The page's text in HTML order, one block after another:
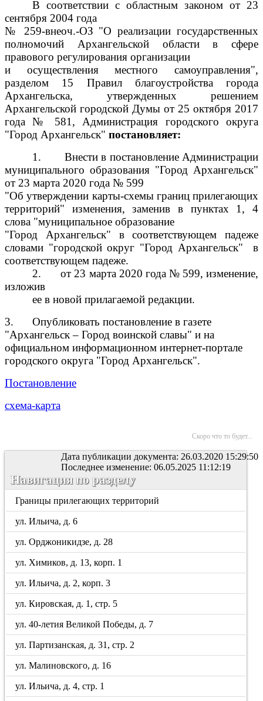
В соответствии с областным законом от 23
сентября 2004 года
№ 259-внеоч.-ОЗ "О реализации государственных
полномочий Архангельской области в сфере
правового регулирования организации
и осуществления местного самоуправления",
разделом 15 Правил благоустройства города
Архангельска, утвержденных решением
Архангельской городской Думы от 25 октября 2017
года № 581, Администрация городского округа
"Город Архангельск" постановляет:
1.
Внести в постановление Администрации
муниципального образования "Город Архангельск"
от 23 марта 2020 года № 599
"Об утверждении карты-схемы границ прилегающих
территорий" изменения, заменив в пунктах 1, 4
слова "муниципальное образование
"Город Архангельск" в соответствующем падеже
словами "городской округ "Город Архангельск" в
соответствующем падеже.
2.
от 23 марта 2020 года № 599, изменение,
изложив
ее в новой прилагаемой редакции.
3.
Опубликовать постановление в газете
"Архангельск – Город воинской славы" и на
официальном информационном интернет-портале
городского округа "Город Архангельск".
Постановление
схема-карта
Скоро что то будет...
Дата публикации документа: 26.03.2020 15:29:50
Последнее изменение: 06.05.2025 11:12:19
Навигация по разделу
Границы прилегающих территорий
ул. Ильича, д. 6
ул. Орджоникидзе, д. 28
ул. Химиков, д. 13, корп. 1
ул. Ильича, д. 2, корп. 3
ул. Кировская, д. 1, стр. 5
ул. 40-летия Великой Победы, д. 7
ул. Партизанская, д. 31, стр. 2
ул. Малиновского, д. 16
ул. Ильича, д. 4, стр. 1